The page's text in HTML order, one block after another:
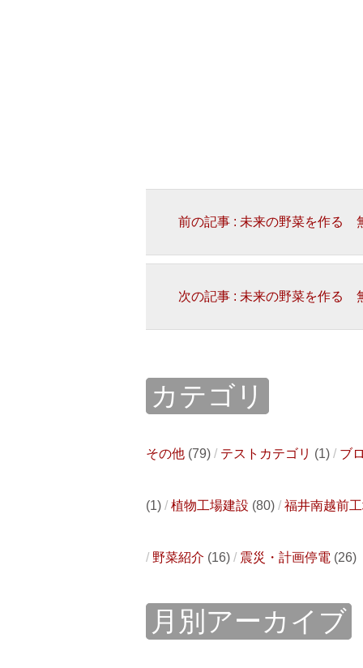
前の記事 : 未来の野菜を作る
次の記事 : 未来の野菜を作る
カテゴリ
その他 (79) テストカテゴリ (1) ブ
(1) 植物工場建設 (80) 福井南越前
野菜紹介 (16) 震災・計画停電 (26)
月別アーカイブ